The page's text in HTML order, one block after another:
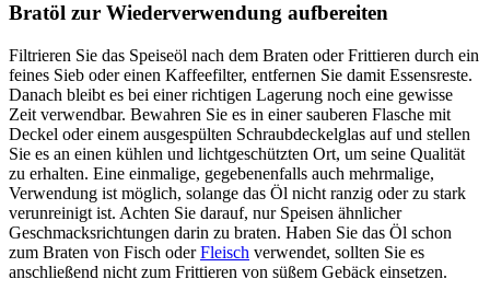
Bratöl zur Wiederverwendung aufbereiten
Filtrieren Sie das Speiseöl nach dem Braten oder Frittieren durch ein
feines Sieb oder einen Kaffeefilter, entfernen Sie damit Essensreste.
Danach bleibt es bei einer richtigen Lagerung noch eine gewisse
Zeit verwendbar. Bewahren Sie es in einer sauberen Flasche mit
Deckel oder einem ausgespülten Schraubdeckelglas auf und stellen
Sie es an einen kühlen und lichtgeschützten Ort, um seine Qualität
zu erhalten. Eine einmalige, gegebenenfalls auch mehrmalige,
Verwendung ist möglich, solange das Öl nicht ranzig oder zu stark
verunreinigt ist. Achten Sie darauf, nur Speisen ähnlicher
Geschmacksrichtungen darin zu braten. Haben Sie das Öl schon
zum Braten von Fisch oderFleisch verwendet, sollten Sie es
anschließend nicht zum Frittieren von süßem Gebäck einsetzen.